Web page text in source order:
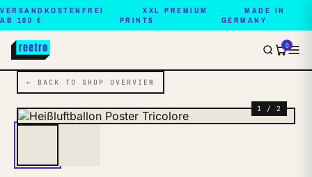
VERSANDKOSTENFREI
AB 100 €
XXL PREMIUM
PRINTS
MADE IN
GERMANY
0
← BACK TO SHOP OVERVIEW
1 / 2